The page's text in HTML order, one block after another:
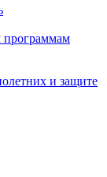
и защите